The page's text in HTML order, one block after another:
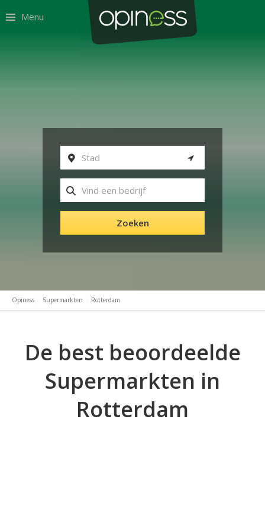
Menu
Zoeken
Opiness Supermarkten Rotterdam
De best beoordeelde
Supermarkten in
Rotterdam